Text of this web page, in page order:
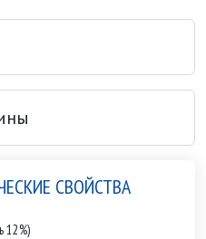
СВОЙСТВА
12%)